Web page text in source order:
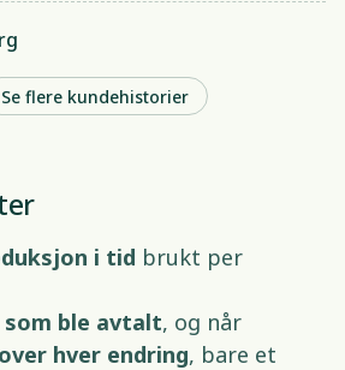
Se flere kundehistorier
i tid brukt per
ble avtalt, og når
hver endring, bare et